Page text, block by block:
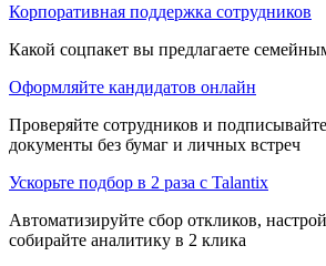
Корпоративная поддержка сотрудников
Какой соцпакет вы предлагаете
Оформляйте кандидатов онлайн
Проверяйте сотрудников и
документы без бумаг и личных встреч
Ускорьте подбор в 2 раза с Talantix
Автоматизируйте сбор откликов,
собирайте аналитику в 2 клика